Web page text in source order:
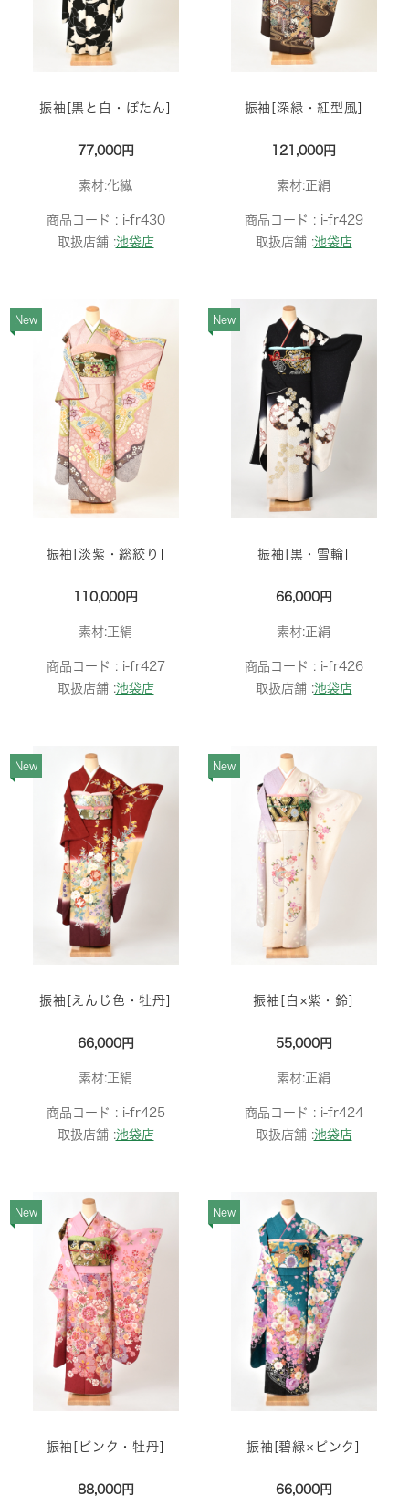
振袖[黒と白・ぼたん]
77,000円
素材:化繊
商品コード : i-fr430
取扱店舗 :池袋店
振袖[深緑・紅型風]
121,000円
素材:正絹
商品コード : i-fr429
取扱店舗 :池袋店
New
振袖[淡紫・総絞り]
110,000円
素材:正絹
商品コード : i-fr427
取扱店舗 :池袋店
New
振袖[黒・雪輪]
66,000円
素材:正絹
商品コード : i-fr426
取扱店舗 :池袋店
New
振袖[えんじ色・牡丹]
66,000円
素材:正絹
商品コード : i-fr425
取扱店舗 :池袋店
New
振袖[白×紫・鈴]
55,000円
素材:正絹
商品コード : i-fr424
取扱店舗 :池袋店
New
振袖[ピンク・牡丹]
88,000円
New
振袖[碧緑×ピンク]
66,000円